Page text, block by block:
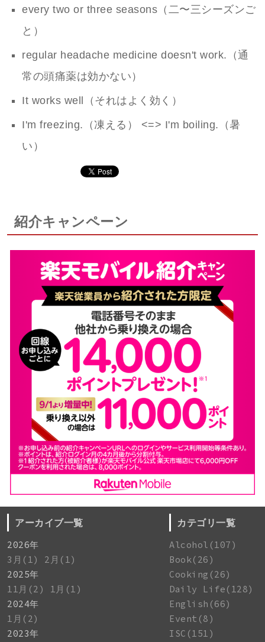
every two or three seasons（二〜三シーズンご
と）
regular headache medicine doesn't work.（通
常の頭痛薬は効かない）
It works well（それはよく効く）
I'm freezing.（凍える） <=> I'm boiling.（暑
い）
紹介キャンペーン
アーカイブ一覧
2026年
3月(1)
2月(1)
2025年
11月(2)
1月(1)
2024年
1月(2)
2023年
カテゴリ一覧
Alcohol(107)
Book(26)
Cooking(26)
Daily Life(128)
English(66)
Event(8)
ISC(151)